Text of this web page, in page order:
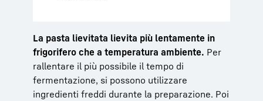
La pasta lievitata lievita più lentamente in
frigorifero che a temperatura ambiente. Per
rallentare il più possibile il tempo di
fermentazione, si possono utilizzare
ingredienti freddi durante la preparazione. Poi